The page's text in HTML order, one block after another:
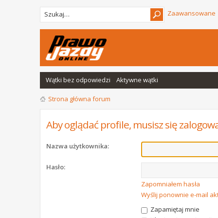
Zaawansowane
Wątki bez odpowiedzi Aktywne wątki
Strona główna forum
Aby oglądać profile, musisz się
Nazwa użytkownika:
Hasło:
Zapomniałem hasła
Wyślij ponownie e-mail
Zapamiętaj mnie